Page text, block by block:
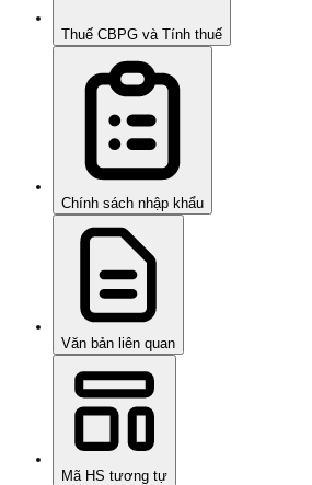
Thuế CBPG và Tính thuế
Chính sách nhập khẩu
Văn bản liên quan
Mã HS tương tự